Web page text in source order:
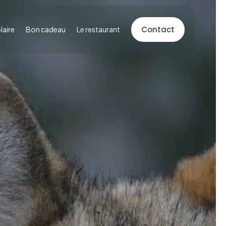
Bon cadeau Le restaurant Contact